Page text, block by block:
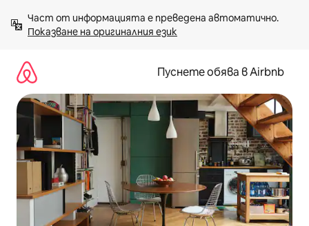
към
съдържанието
Показване на оригиналния език
Пуснете обява в Airbnb